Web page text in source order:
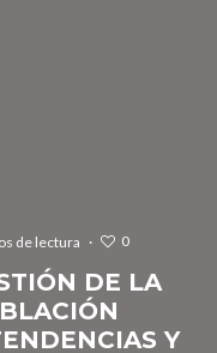
de lectura · 0
DE LA
Y